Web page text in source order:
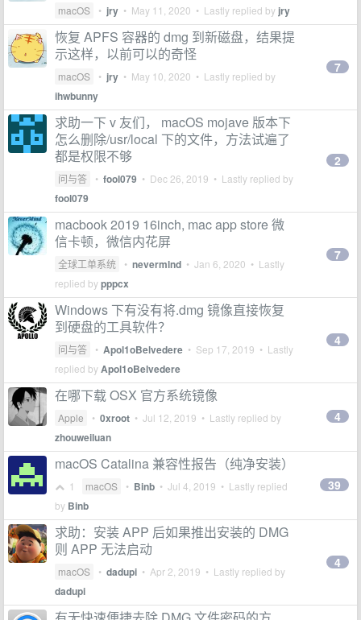
macOS • jry • May 11, 2020 • Lastly replied by jry
恢复 APFS 容器的 dmg 到新磁盘，结果提
示这样，以前可以的奇怪
macOS • jry • May 10, 2020 • Lastly replied by
ihwbunny
7
求助一下 v 友们， macOS mojave 版本下
怎么删除/usr/local 下的文件，方法试遍了
都是权限不够
问与答 • fool079 • Dec 26, 2019 • Lastly replied by
fool079
2
macbook 2019 16inch, mac app store 微
信卡顿，微信内花屏
全球工单系统 • nevermlnd • Jan 6, 2020 • Lastly
replied bypppcx
7
Windows 下有没有将.dmg 镜像直接恢复
到硬盘的工具软件？
问与答 • Apol1oBelvedere • Sep 17, 2019 • Lastly
replied byApol1oBelvedere
4
在哪下载 OSX 官方系统镜像
Apple • 0xroot • Jul 12, 2019 • Lastly replied by
zhouweiluan
4
macOS Catalina 兼容性报告（纯净安装）
1 macOS • Binb • Jul 4, 2019 • Lastly replied
by Binb
39
求助：安装 APP 后如果推出安装的 DMG
则 APP 无法启动
macOS • dadupi • Apr 2, 2019 • Lastly replied by
dadupi
4